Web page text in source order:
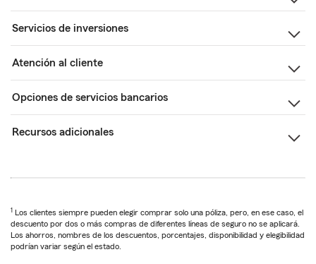
Servicios de inversiones
Atención al cliente
Opciones de servicios bancarios
Recursos adicionales
1 Los clientes siempre pueden elegir comprar solo una póliza, pero, en ese caso, el
descuento por dos o más compras de diferentes líneas de seguro no se aplicará.
Los ahorros, nombres de los descuentos, porcentajes, disponibilidad y elegibilidad
podrían variar según el estado.